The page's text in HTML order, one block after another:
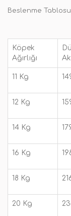
Beslenme Tablosu
Köpek
Ağırlığı
11 Kg
12 Kg
14 Kg
16 Kg
18 Kg
20 Kg